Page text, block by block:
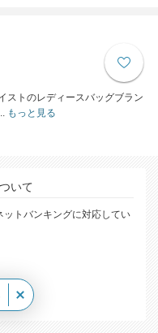
ストのレディースバッグブラン
もっと見る
いて
トバンキングに対応してい